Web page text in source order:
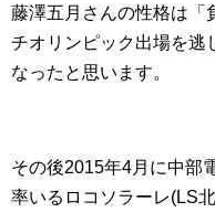
藤澤五月さんの性格は「
チオリンピック出場を逃
なったと思います。
その後2015年4月に中部
率いるロコソラーレ(LS北